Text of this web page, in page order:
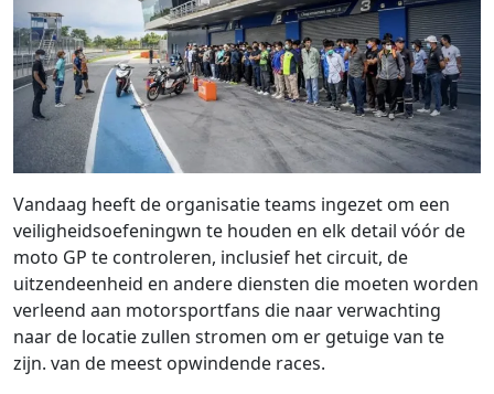
Vandaag heeft de organisatie teams ingezet om een ​​
veiligheidsoefeningwn te houden en elk detail vóór de
moto GP te controleren, inclusief het circuit, de
uitzendeenheid en andere diensten die moeten worden
verleend aan motorsportfans die naar verwachting
naar de locatie zullen stromen om er getuige van te
zijn. van de meest opwindende races.